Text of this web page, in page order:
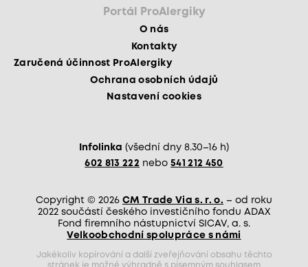
Portál ProAlergiky
O nás
Kontakty
Zaručená účinnost ProAlergiky
Ochrana osobních údajů
Nastavení cookies
Infolinka (všední dny 8.30–16 h)
602 813 222 nebo 541 212 450
Copyright © 2026 CM Trade Via s. r. o. – od roku
2022 součástí českého investičního fondu ADAX
Fond firemního nástupnictví SICAV, a. s.
Velkoobchodní spolupráce s námi
Jakékoliv kopírování a další zveřejňování obsahu těchto
stránek je možné výhradně s písemným souhlasem